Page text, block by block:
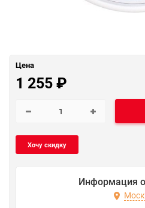
Цена
1 255₽
Информация